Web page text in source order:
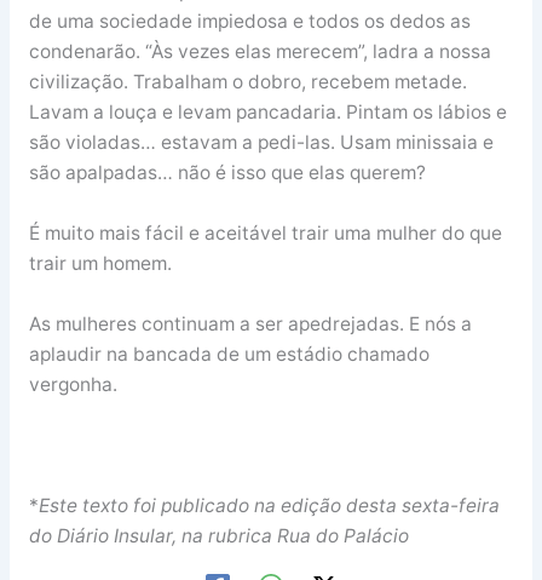
de uma sociedade impiedosa e todos os dedos as
condenarão. “Às vezes elas merecem”, ladra a nossa
civilização. Trabalham o dobro, recebem metade.
Lavam a louça e levam pancadaria. Pintam os lábios e
são violadas… estavam a pedi-las. Usam minissaia e
são apalpadas… não é isso que elas querem?
É muito mais fácil e aceitável trair uma mulher do que
trair um homem.
As mulheres continuam a ser apedrejadas. E nós a
aplaudir na bancada de um estádio chamado
vergonha.
*Este texto foi publicado na edição desta sexta-feira
do Diário Insular, na rubrica Rua do Palácio